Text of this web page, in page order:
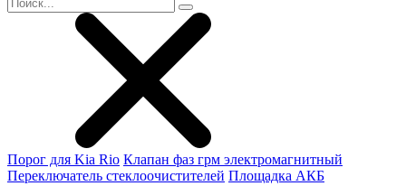
Порог для Kia Rio Клапан фаз грм электромагнитный
Переключатель стеклоочистителей Площадка АКБ